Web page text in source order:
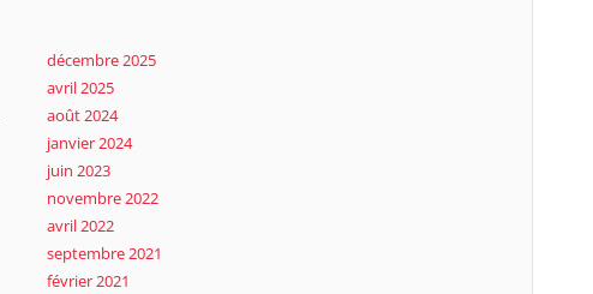
décembre 2025
avril 2025
août 2024
janvier 2024
juin 2023
novembre 2022
avril 2022
septembre 2021
février 2021